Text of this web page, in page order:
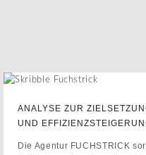
ANALYSE ZUR
UND
Die Agentur FUCHSTRICK